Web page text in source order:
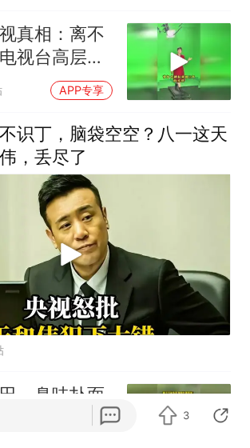
真相：离不
视台高层的
APP专享
识丁，脑袋空空？八一这天
，丢尽了
，臭味扑面
光乡村排污
3